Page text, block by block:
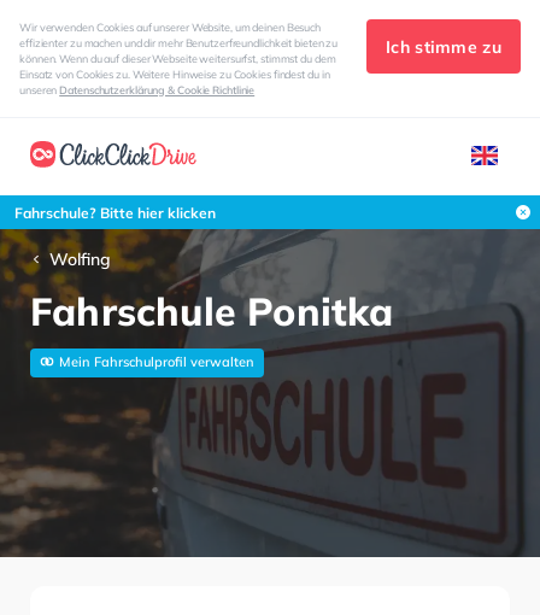
Wir verwenden Cookies auf unserer Website, um deinen Besuch
effizienter zu machen und dir mehr Benutzerfreundlichkeit bieten zu
können. Wenn du auf dieser Webseite weitersurfst, stimmst du dem
Einsatz von Cookies zu. Weitere Hinweise zu Cookies findest du in
unserenDatenschutzerklärung & Cookie Richtlinie
Ich stimme zu
Fahrschule? Bitte hier klicken
Wolfing
Fahrschule Ponitka
Mein Fahrschulprofil verwalten